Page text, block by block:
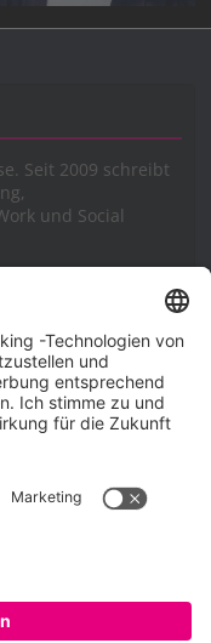
Seit 2009 schreibt
und Social